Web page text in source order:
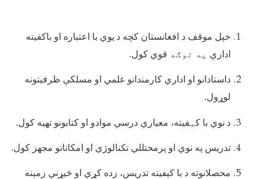
خپل موقف د افغانستان کچه د يوي با اعتباره او باکفيته
ادارې په توګه قوي کول.
داستادانو او اداري کارمندانو علمي او مسلکې ظرفيتونه
لوړول.
د نوي با ک ي فيته، معياري درسي موادو او کتابونو تهيه کول.
تدريس په نوي او پرمختللي تکنالوژي او امکاناتو مجهز کول.
محصلانوته د با کېفيته تدريس، زده کړي او څيړني زمېنه